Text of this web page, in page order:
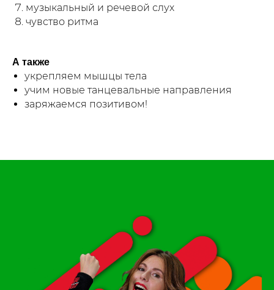
музыкальный и речевой слух
чувство ритма
А также
укрепляем мышцы тела
учим новые танцевальные направления
заряжаемся позитивом!